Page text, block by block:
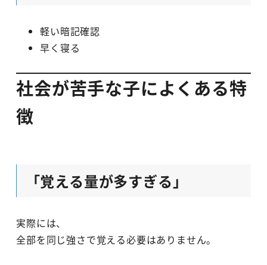
軽い暗記確認
早く寝る
社会が苦手な子によくある特
徴
「覚える量が多すぎる」
実際には、
全部を同じ強さで覚える必要はありません。